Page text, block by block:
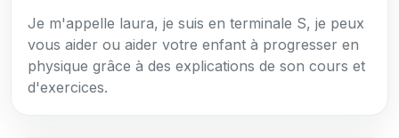
Je m'appelle laura, je suis en terminale S, je peux
vous aider ou aider votre enfant à progresser en
physique grâce à des explications de son cours et
d'exercices.